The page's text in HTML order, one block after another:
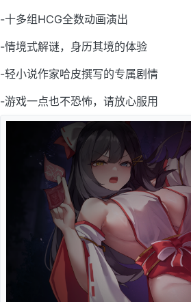
-十多组HCG全数动画演出
-情境式解谜，身历其境的体验
-轻小说作家哈皮撰写的专属剧情
-游戏一点也不恐怖，请放心服用